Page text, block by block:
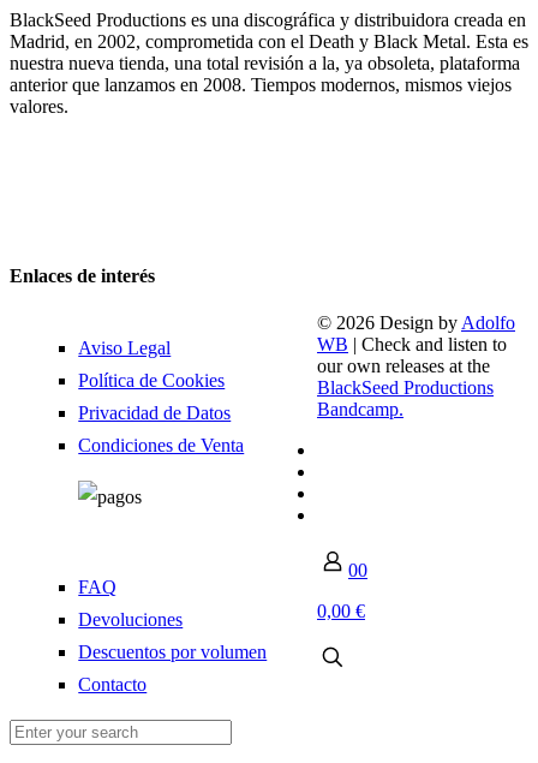
BlackSeed Productions es una discográfica y distribuidora creada en
Madrid, en 2002, comprometida con el Death y Black Metal. Esta es
nuestra nueva tienda, una total revisión a la, ya obsoleta, plataforma
anterior que lanzamos en 2008. Tiempos modernos, mismos viejos
valores.
Enlaces de interés
Aviso Legal
Política de Cookies
Privacidad de Datos
Condiciones de Venta
FAQ
Devoluciones
Descuentos por volumen
Contacto
© 2026 Design by Adolfo
WB | Check and listen to
our own releases at the
BlackSeed Productions
Bandcamp.
00
0,00 €